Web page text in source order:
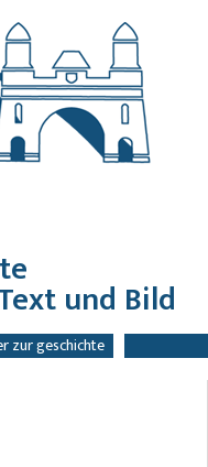
und Bild
zur geschichte